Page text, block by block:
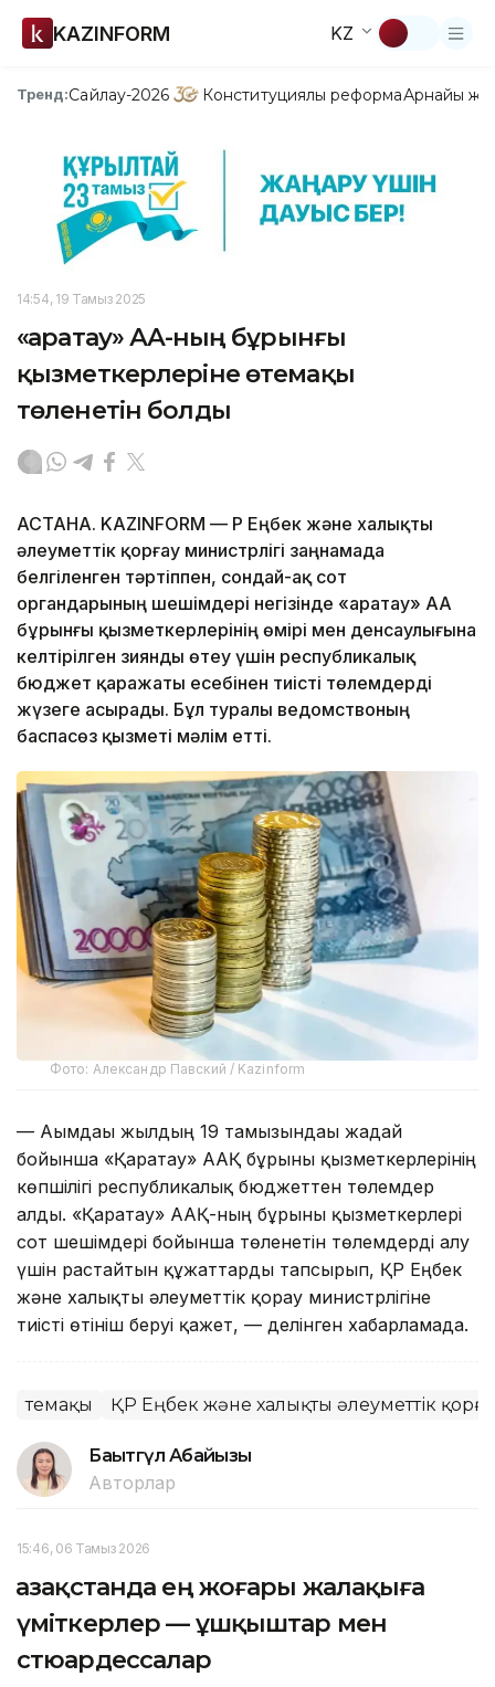
KAZINFORM KZ
Тренд:Сайлау-2026 Конституциялық реформаАрнайы
14:54, 19 Тамыз 2025
«Қаратау» ААҚ-ның бұрынғы
қызметкерлеріне өтемақы
төленетін болды
АСТАНА. KAZINFORM — ҚР Еңбек және халықты
әлеуметтiк қорғау министрлiгi заңнамада
белгiленген тәртiппен, сондай-ақ сот
органдарының шешiмдерi негiзiнде «Қаратау» ААҚ
бұрынғы қызметкерлерiнiң өмiрi мен денсаулығына
келтiрiлген зиянды өтеу үшiн республикалық
бюджет қаражаты есебiнен тиiстi төлемдердi
жүзеге асырады. Бұл туралы ведомствоның
баспасөз қызметі мәлім етті.
Фото: Александр Павский / Kazinform
— Ағымдағы жылдың 19 тамызындағы жағдай
бойынша «Қаратау» ААҚ бұрынғы қызметкерлерінің
көпшілігі республикалық бюджеттен төлемдер
алды. «Қаратау» ААҚ-ның бұрынғы қызметкерлері
сот шешімдері бойынша төленетін төлемдерді алу
үшін растайтын құжаттарды тапсырып, ҚР Еңбек
және халықты әлеуметтік қорғау министрлігіне
тиісті өтініш беруі қажет, — делінген хабарламада.
Өтемақы ҚР Еңбек және халықты әлеуметтік
Бақытгүл Абайқызы
Авторлар
15:46, 06 Тамыз 2026
Қазақстанда ең жоғары жалақыға
үміткерлер — ұшқыштар мен
стюардессалар